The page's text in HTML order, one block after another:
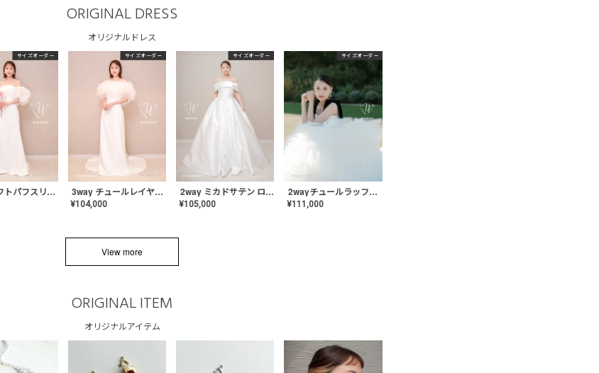
ORIGINAL DRESS
オリジナルドレス
サイズオーダー
2way ソフトパフスリーブ スレンダードレス〈PD-WDOR-2112〉
サイズオーダー
3way チュールレイヤーオフショルダー スレンダードレス〈PD-WDOR-2111〉
¥104,000
サイズオーダー
2way ミカドサテン ロールカラードレス〈PD-WDOR-511〉
¥105,000
サイズオーダー
2wayチュールラッフルドレス〈PD-WDOR-341〉
¥111,000
View more
ORIGINAL ITEM
オリジナルアイテム